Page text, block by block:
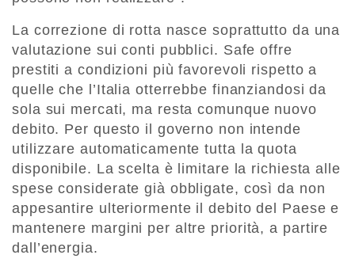
La correzione di rotta nasce soprattutto da una
valutazione sui conti pubblici. Safe offre
prestiti a condizioni più favorevoli rispetto a
quelle che l’Italia otterrebbe finanziandosi da
sola sui mercati, ma resta comunque nuovo
debito. Per questo il governo non intende
utilizzare automaticamente tutta la quota
disponibile. La scelta è limitare la richiesta alle
spese considerate già obbligate, così da non
appesantire ulteriormente il debito del Paese e
mantenere margini per altre priorità, a partire
dall’energia.